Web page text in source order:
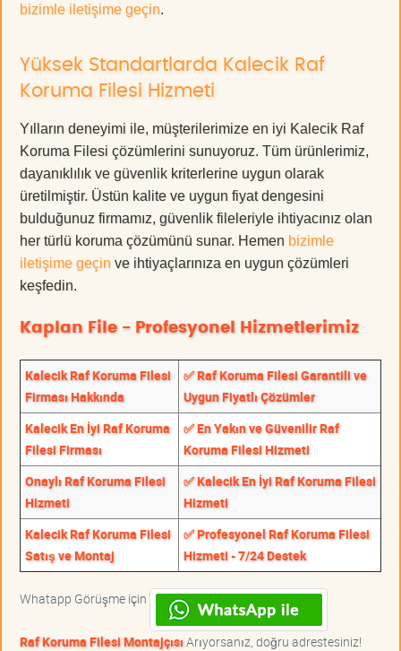
bizimle iletişime geçin.
Yüksek Standartlarda Kalecik Raf
Koruma Filesi Hizmeti
Yılların deneyimi ile, müşterilerimize en iyi Kalecik Raf
Koruma Filesi çözümlerini sunuyoruz. Tüm ürünlerimiz,
dayanıklılık ve güvenlik kriterlerine uygun olarak
üretilmiştir. Üstün kalite ve uygun fiyat dengesini
bulduğunuz firmamız, güvenlik fileleriyle ihtiyacınız olan
her türlü koruma çözümünü sunar. Hemen bizimle
iletişime geçin ve ihtiyaçlarınıza en uygun çözümleri
keşfedin.
Kaplan File - Profesyonel Hizmetlerimiz
Kalecik Raf Koruma Filesi
Firması Hakkında
✅ Raf Koruma Filesi Garantili ve
Uygun Fiyatlı Çözümler
Kalecik En İyi Raf Koruma
Filesi Firması
✅ En Yakın ve Güvenilir Raf
Koruma Filesi Hizmeti
Onaylı Raf Koruma Filesi
Hizmeti
✅ Kalecik En İyi Raf Koruma Filesi
Hizmeti
Kalecik Raf Koruma Filesi
Satış ve Montaj
✅ Profesyonel Raf Koruma Filesi
Hizmeti - 7/24 Destek
Whatapp Görüşme için
Raf Koruma Filesi MontajçısıArıyorsanız, doğru adrestesiniz!